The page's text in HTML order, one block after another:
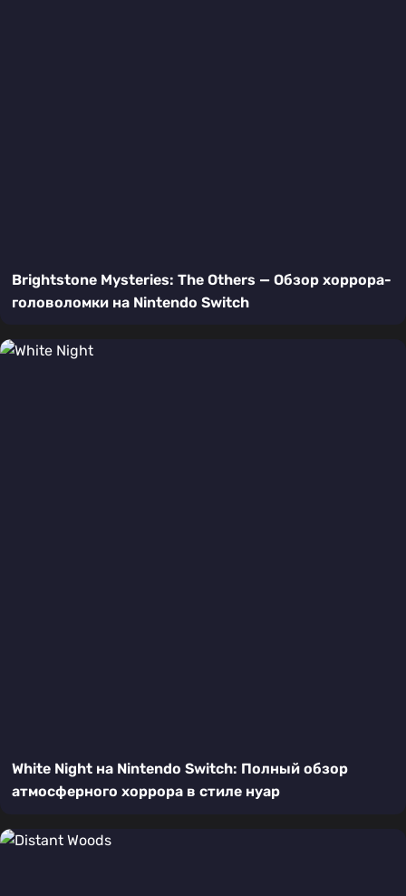
Brightstone Mysteries: The Others — Обзор хоррора-
головоломки на Nintendo Switch
White Night на Nintendo Switch: Полный обзор
атмосферного хоррора в стиле нуар